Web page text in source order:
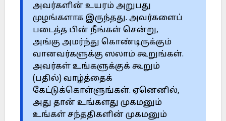
அவர்களின் உயரம் அறுபது
முழங்களாக இருந்தது. அவர்களைப்
படைத்த பின் நீங்கள் சென்று,
அங்கு அமர்ந்து கொண்டிருக்கும்
வானவர்களுக்கு ஸலாம் கூறுங்கள்.
அவர்கள் உங்களுக்குக் கூறும்
(பதில்) வாழ்த்தைக்
கேட்டுக்கொள்ளுங்கள். ஏனெனில்,
அது தான் உங்களது முகமனும்
உங்கள் சந்ததிகளின் முகமனும்